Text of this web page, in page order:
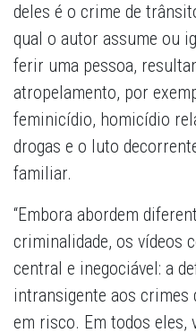
deles é o crime de
qual o autor assume ou
ferir uma pessoa,
atropelamento, por
feminicídio, homicídio
drogas e o luto
familiar.
“Embora abordem
criminalidade, os vídeos
central e inegociável: a
intransigente aos crimes
em risco. Em todos eles,